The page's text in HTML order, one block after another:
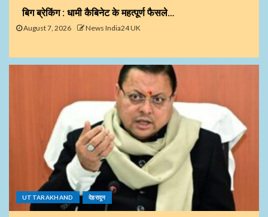
बिग ब्रेकिंग : धामी कैबिनेट के महत्पूर्ण फैसले…
August 7, 2026 News India24 UK
UTTARAKHAND देहरादून